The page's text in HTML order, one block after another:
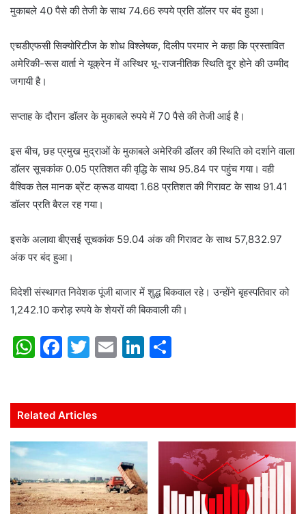
मुकाबले 40 पैसे की तेजी के साथ 74.66 रुपये प्रति डॉलर पर बंद हुआ।
एचडीएफसी सिक्योरिटीज के शोध विश्लेषक, दिलीप परमार ने कहा कि प्रस्तावित
अमेरिकी-रूस वार्ता ने यूक्रेन में अस्थिर भू-राजनीतिक स्थिति दूर होने की उम्मीद
जगायी है।
सप्ताह के दौरान डॉलर के मुकाबले रुपये में 70 पैसे की तेजी आई है।
इस बीच, छह प्रमुख मुद्राओं के मुकाबले अमेरिकी डॉलर की स्थिति को दर्शाने वाला
डॉलर सूचकांक 0.05 प्रतिशत की वृद्धि के साथ 95.84 पर पहुंच गया। वही
वैश्विक तेल मानक ब्रेंट क्रूड वायदा 1.68 प्रतिशत की गिरावट के साथ 91.41
डॉलर प्रति बैरल रह गया।
इसके अलावा बीएसई सूचकांक 59.04 अंक की गिरावट के साथ 57,832.97
अंक पर बंद हुआ।
विदेशी संस्थागत निवेशक पूंजी बाजार में शुद्ध बिकवाल रहे। उन्होंने बृहस्पतिवार को
1,242.10 करोड़ रुपये के शेयरों की बिकवाली की।
W
s
A
p
p
F
e
b
o
o
k
T
er
E
l
Li
e
dI
e
Related Articles